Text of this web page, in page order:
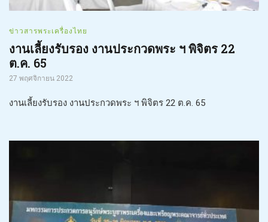
ข่าวสารพระเครื่องไทย
งานเลี้ยงรับรอง งานประกวดพระ ฯ พิจิตร 22
ต.ค. 65
27 พฤศจิกายน 2022
งานเลี้ยงรับรอง งานประกวดพระ ฯ พิจิตร 22 ต.ค. 65